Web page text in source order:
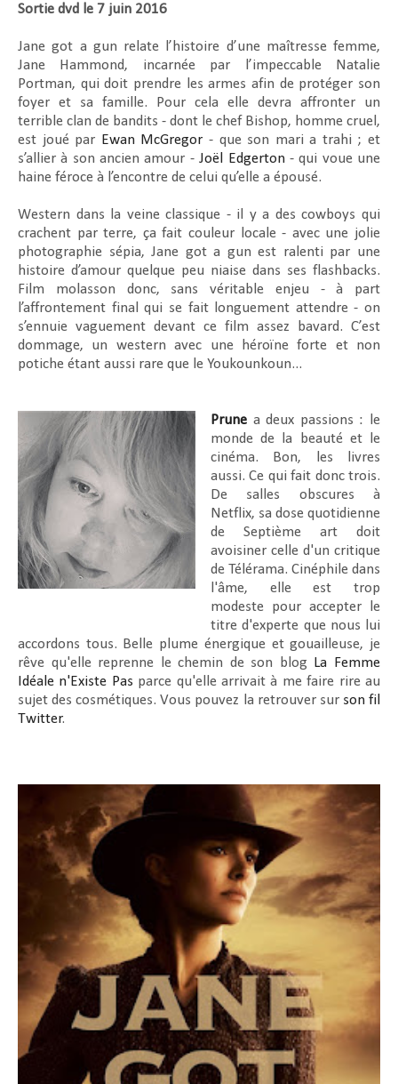
Sortie dvd le 7 juin 2016
Jane got a gun relate l’histoire d’une maîtresse femme,
Jane Hammond, incarnée par l’impeccable Natalie
Portman, qui doit prendre les armes afin de protéger son
foyer et sa famille. Pour cela elle devra affronter un
terrible clan de bandits - dont le chef Bishop, homme cruel,
est joué par Ewan McGregor - que son mari a trahi ; et
s’allier à son ancien amour -Joël Edgerton- qui voue une
haine féroce à l’encontre de celui qu’elle a épousé.
Western dans la veine classique - il y a des cowboys qui
crachent par terre, ça fait couleur locale - avec une jolie
photographie sépia,Jane got a gun est ralenti par une
histoire d’amour quelque peu niaise dans ses flashbacks.
Film molasson donc, sans véritable enjeu - à part
l’affrontement final qui se fait longuement attendre - on
s’ennuie vaguement devant ce film assez bavard. C’est
dommage, un western avec une héroïne forte et non
potiche étant aussi rare que le Youkounkoun...
Prune a deux passions : le
monde de la beauté et le
cinéma. Bon, les livres
aussi. Ce qui fait donc trois.
De salles obscures à
Netflix, sa dose quotidienne
de Septième art doit
avoisiner celle d'un critique
de Télérama. Cinéphile dans
l'âme, elle est trop
modeste pour accepter le
titre d'experte que nous lui
accordons tous. Belle plume énergique et gouailleuse, je
rêve qu'elle reprenne le chemin de son blog
La Femme
Idéale n'Existe Pas parce qu'elle arrivait à me faire rire au
sujet des cosmétiques. Vous pouvez la retrouver sur son fil
Twitter.